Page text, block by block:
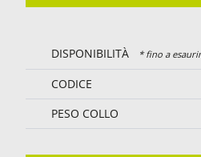
DISPONIBILITÀ * fino a
CODICE
PESO COLLO